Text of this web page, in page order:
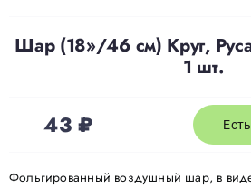
Политика
Шар (18»/46 см) Круг,
1 шт.
43₽
Фольгированный воздушный шар, в